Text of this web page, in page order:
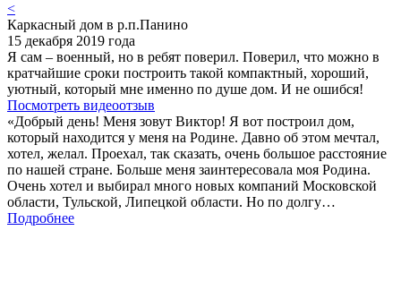
<
Каркасный дом в р.п.Панино
15 декабря 2019 года
Я сам – военный, но в ребят поверил. Поверил, что можно в
кратчайшие сроки построить такой компактный, хороший,
уютный, который мне именно по душе дом. И не ошибся!
Посмотреть видеоотзыв
«Добрый день! Меня зовут Виктор! Я вот построил дом,
который находится у меня на Родине. Давно об этом мечтал,
хотел, желал. Проехал, так сказать, очень большое расстояние
по нашей стране. Больше меня заинтересовала моя Родина.
Очень хотел и выбирал много новых компаний Московской
области, Тульской, Липецкой области. Но по долгу…
Подробнее